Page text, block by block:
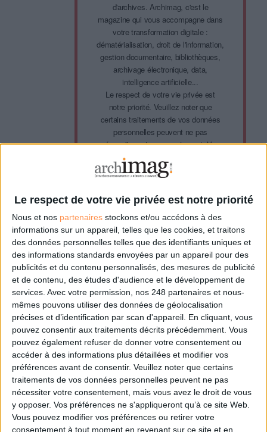
Le respect de votre vie privée est notre priorité
Nous et nos partenaires stockons et/ou accédons à des
informations sur un appareil, telles que les cookies, et traitons
des données personnelles telles que des identifiants uniques et
des informations standards envoyées par un appareil pour des
publicités et du contenu personnalisés, des mesures de publicité
et de contenu, des études d'audience et le développement de
services. Avec votre permission, nos 248 partenaires et nous-
mêmes pouvons utiliser des données de géolocalisation
précises et d’identification par scan d'appareil. En cliquant, vous
pouvez consentir aux traitements décrits précédemment. Vous
pouvez également refuser de donner votre consentement ou
accéder à des informations plus détaillées et modifier vos
préférences avant de consentir. Veuillez noter que certains
traitements de vos données personnelles peuvent ne pas
nécessiter votre consentement, mais vous avez le droit de vous
y opposer. Vos préférences ne s'appliqueront qu’à ce site Web.
Vous pouvez modifier vos préférences ou retirer votre
consentement à tout moment en revenant sur ce site et en
d'archives. Archimag, c'est le
magazine qui vous accompagne dans
votre transformation digitale :
dématérialisation, droit de l'information,
gestion documentaire, bibliothèques,
archivage électronique, data,
intelligence artificielle...
Le respect de votre vie privée est
notre priorité. Veuillez noter que
certains traitements de vos données
personnelles peuvent ne pas
nécessiter votre consentement. Vos
préférences ne s'appliqueront qu'à ce
site Web. Vous pouvez modifier vos
préférences en vous abonnant sur ce
site web ou en consultant notre
politique de confidentialité.
Déjà abonné.e ? Connectez-vous
Sur le même sujet:
Gouvernance de l'information vs management de la qualité : définitions,
référentiels et certifications
Gouvernance de l'information : "La norme Iso aura vocation à être
transversale”
0 Commentaire
Gouvernance De L'information
Digitalisation